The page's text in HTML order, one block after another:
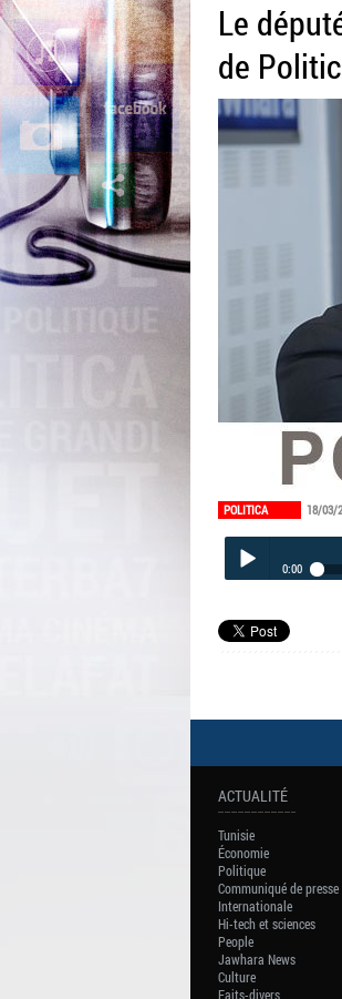
Le
de
POLITICA 18/03/
Play /
pause
0:00
ACTUALITÉ
Tunisie
Économie
Politique
Communiqué de presse
Internationale
Hi-tech et sciences
People
Jawhara News
Culture
Faits-divers